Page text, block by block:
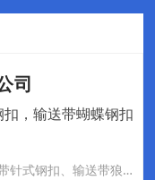
司
，输送带蝴蝶钢扣
600mm输送带钢扣钉扣机专用于输送带针式钢扣、输送带狼牙钢扣装订